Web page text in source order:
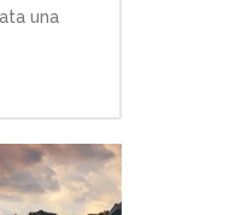
una